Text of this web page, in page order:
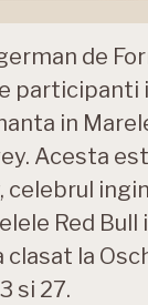
de
participanti
in
Acesta
celebrul
Red Bull
clasat la
si 27.